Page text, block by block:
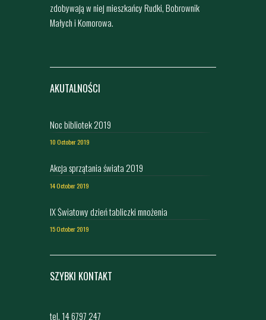
zdobywają w niej mieszkańcy Rudki, Bobrownik
Małych i Komorowa.
AKUTALNOŚCI
Noc bibliotek 2019
10 October 2019
Akcja sprzątania świata 2019
14 October 2019
IX Światowy dzień tabliczki mnożenia
15 October 2019
SZYBKI KONTAKT
tel. 14 6797 247